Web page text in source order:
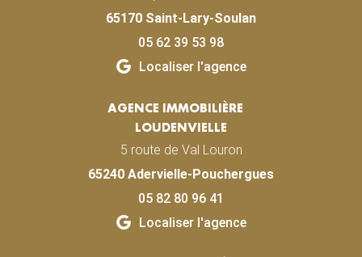
65170 Saint-Lary-Soulan
05 62 39 53 98
Localiser l'agence
AGENCE IMMOBILIÈRE
LOUDENVIELLE
5 route de Val Louron
65240 Adervielle-Pouchergues
05 82 80 96 41
Localiser l'agence